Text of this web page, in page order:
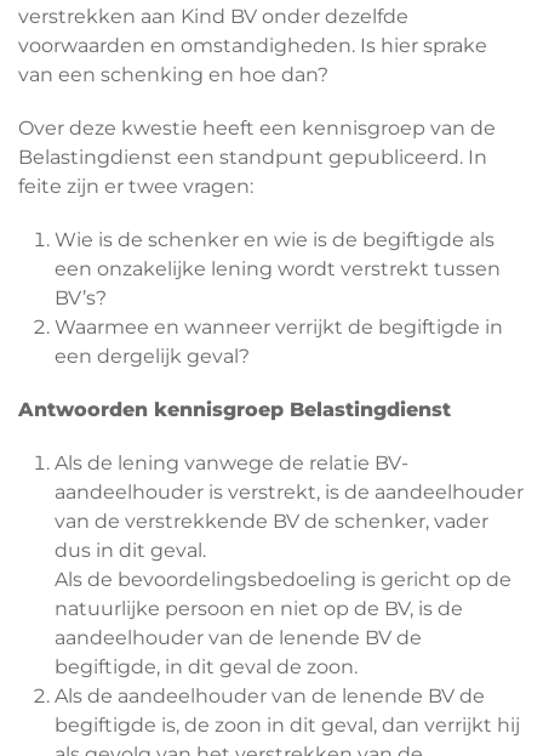
verstrekken aan Kind BV onder dezelfde
voorwaarden en omstandigheden. Is hier sprake
van een schenking en hoe dan?
Over deze kwestie heeft een kennisgroep van de
Belastingdienst een standpunt gepubliceerd. In
feite zijn er twee vragen:
Wie is de schenker en wie is de begiftigde als
een onzakelijke lening wordt verstrekt tussen
BV’s?
Waarmee en wanneer verrijkt de begiftigde in
een dergelijk geval?
Antwoorden kennisgroep Belastingdienst
Als de lening vanwege de relatie BV-
aandeelhouder is verstrekt, is de aandeelhouder
van de verstrekkende BV de schenker, vader
dus in dit geval.
Als de bevoordelingsbedoeling is gericht op de
natuurlijke persoon en niet op de BV, is de
aandeelhouder van de lenende BV de
begiftigde, in dit geval de zoon.
Als de aandeelhouder van de lenende BV de
begiftigde is, de zoon in dit geval, dan verrijkt hij